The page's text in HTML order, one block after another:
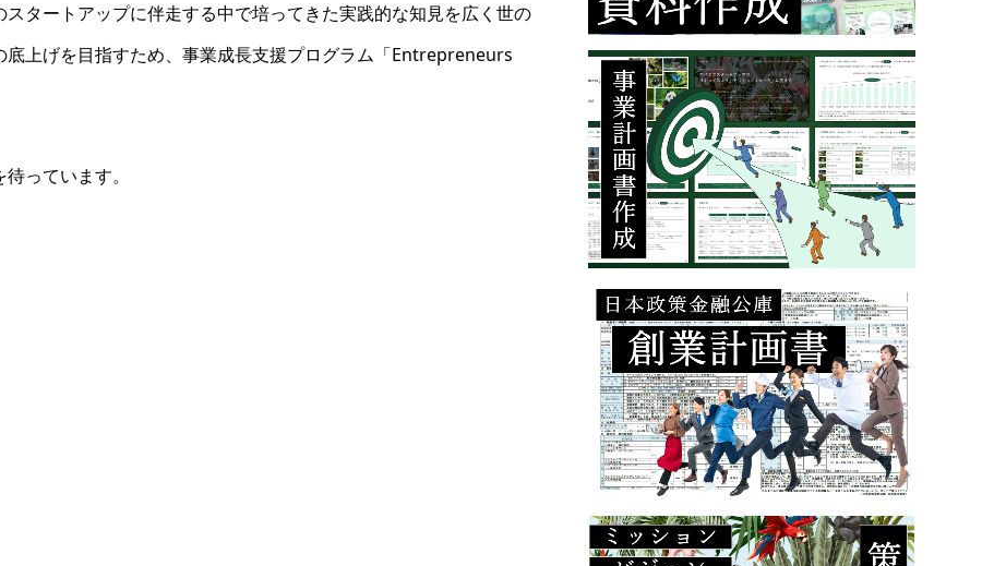
タートアップに伴走する中で培ってきた実践的な知見を広く世の
上げを目指すため、事業成長支援プログラム「Entrepreneurs
っています。